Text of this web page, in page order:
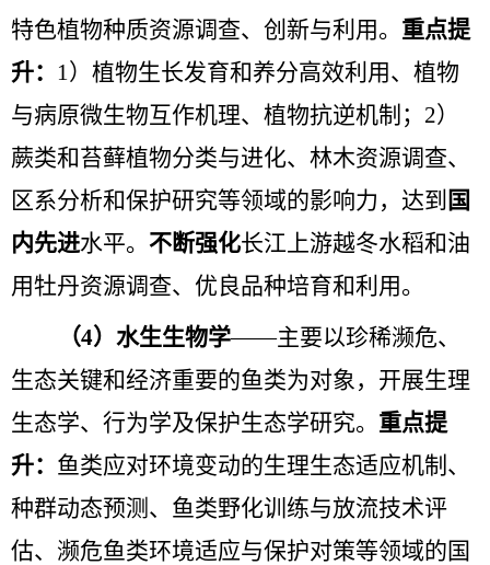
特色植物种质资源调查、创新与利用。 重点提
升： 1）植物生长发育和养分高效利用、植物
与病原微生物互作机理、植物抗逆机制； 2）
蕨类和苔藓植物分类与进化、林木资源调查、
区系分析和保护研究等领域的影响力， 达到 国
内先进水平。 不断强化长江上游越冬水稻和油
用牡丹资源调查、优良品种培育和利用。
（4）水生生物学——主要以珍稀濒危、
生态关键和经济重要的鱼类为对象，开展生理
生态学、行为学及保护生态学研究。 重点提
升： 鱼类应对环境变动的生理生态适应机制、
种群动态预测、鱼类野化训练与放流技术评
估、濒危鱼类环境适应与保护对策等领域的国